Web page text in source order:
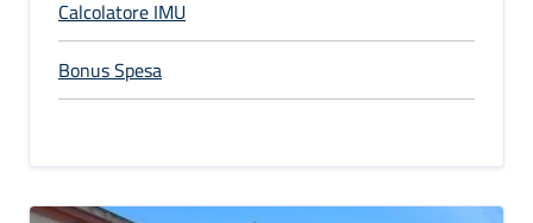
Calcolatore IMU
Bonus Spesa